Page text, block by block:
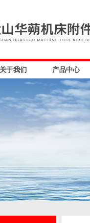
关于我们 产品中心